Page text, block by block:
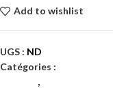
Add to wishlist
UGS : ND
Catégories :
,